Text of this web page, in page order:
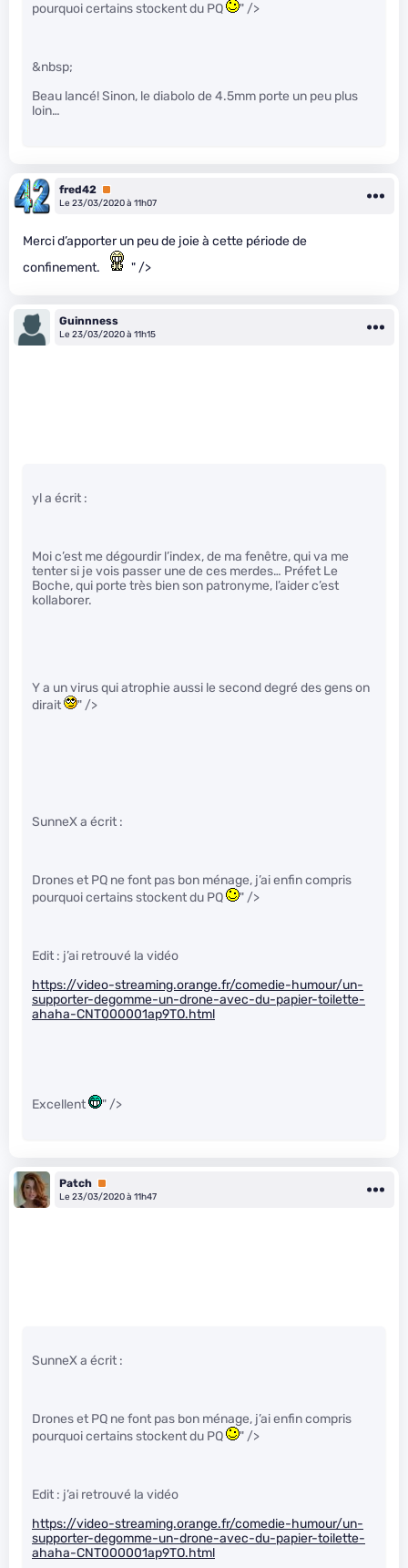
pourquoi certains stockent du PQ " />
&nbsp;
Beau lancé! Sinon, le diabolo de 4.5mm porte un peu plus
loin…
fred42 Premium
Le 23/03/2020 à 11h07
Merci d’apporter un peu de joie à cette période de
confinement.
" />
Guinnness
Le 23/03/2020 à 11h15
yl a écrit :
Moi c’est me dégourdir l’index, de ma fenêtre, qui va me
tenter si je vois passer une de ces merdes… Préfet Le
Boche, qui porte très bien son patronyme, l’aider c’est
kollaborer.
Y a un virus qui atrophie aussi le second degré des gens on
dirait
" />
SunneX a écrit :
Drones et PQ ne font pas bon ménage, j’ai enfin compris
pourquoi certains stockent du PQ
" />
Edit : j’ai retrouvé la vidéo
https://video-streaming.orange.fr/comedie-humour/un-
supporter-degomme-un-drone-avec-du-papier-toilette-
ahaha-CNT000001ap9TO.html
Excellent " />
Patch Premium
Le 23/03/2020 à 11h47
SunneX a écrit :
Drones et PQ ne font pas bon ménage, j’ai enfin compris
pourquoi certains stockent du PQ
" />
Edit : j’ai retrouvé la vidéo
https://video-streaming.orange.fr/comedie-humour/un-
supporter-degomme-un-drone-avec-du-papier-toilette-
ahaha-CNT000001ap9TO.html